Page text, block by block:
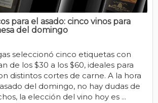
para el asado: cinco vinos para
del domingo
seleccionó cinco etiquetas con
de los $30 a los $60, ideales para
distintos cortes de carne. A la hora
del domingo, no hay dudas de
la elección del vino hoy es ...